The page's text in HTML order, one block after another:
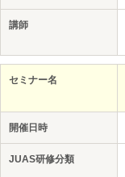
講師
セミナー名
開催日時
JUAS研修分類